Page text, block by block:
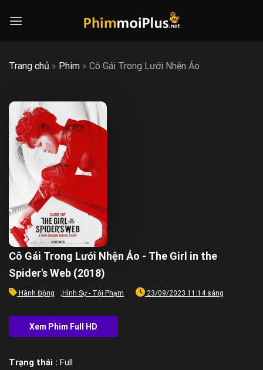
Trang chủ » Phim » Cô Gái Trong Lưới Nhện Ảo
Cô Gái Trong Lưới Nhện Ảo - The Girl in the
Spider's Web (2018)
Hành Động , Hình Sự - Tội Phạm 23/09/2023 11:14 sáng
Trạng thái : Full